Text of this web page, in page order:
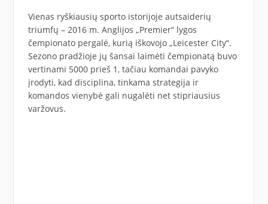
Vienas ryškiausių sporto istorijoje autsaiderių
triumfų – 2016 m. Anglijos „Premier“ lygos
čempionato pergalė, kurią iškovojo „Leicester City“.
Sezono pradžioje jų šansai laimėti čempionatą buvo
vertinami 5000 prieš 1, tačiau komandai pavyko
įrodyti, kad disciplina, tinkama strategija ir
komandos vienybė gali nugalėti net stipriausius
varžovus.